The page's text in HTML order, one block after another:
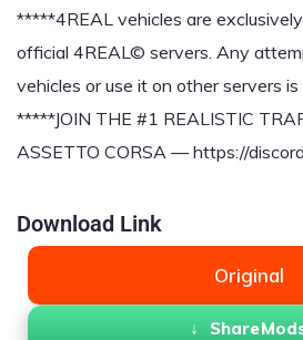
*****4REAL vehicles are
official 4REAL© servers. Any
vehicles or use it on other servers
*****JOIN THE #1 REALISTIC
ASSETTO CORSA — https://
Download Link
Original